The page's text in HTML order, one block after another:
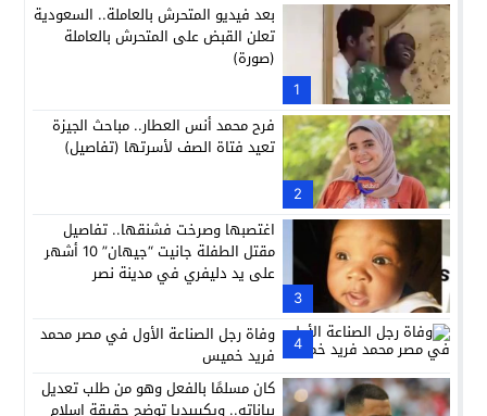
1
بعد فيديو المتحرش بالعاملة.. السعودية
تعلن القبض على المتحرش بالعاملة
(صورة)
2
فرح محمد أنس العطار.. مباحث الجيزة
تعيد فتاة الصف لأسرتها (تفاصيل)
3
اغتصبها وصرخت فشنقها.. تفاصيل
مقتل الطفلة جانيت “جيهان” 10 أشهر
على يد دليفري في مدينة نصر
4
وفاة رجل الصناعة الأول في مصر محمد
فريد خميس
كان مسلمًا بالفعل وهو من طلب تعديل
بياناته.. ويكيبيديا توضح حقيقة إسلام